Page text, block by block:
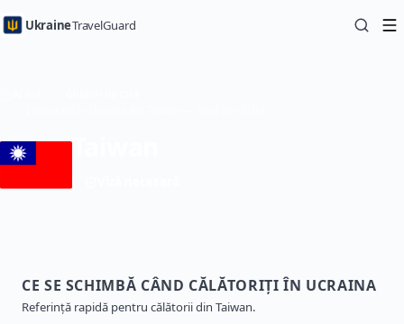
UkraineTravelGuard
CE SE SCHIMBĂ CÂND CĂLĂTORIȚI ÎN UCRAINA
Referință rapidă pentru călătorii din Taiwan.